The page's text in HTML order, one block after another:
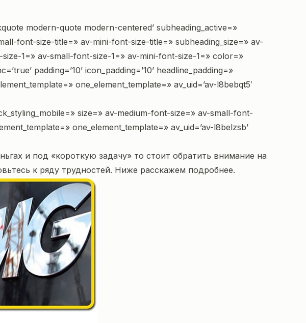
modern-quote modern-centered’ subheading_active=»
font-size-title=» av-mini-font-size-title=» subheading_size=» av-
1=» av-small-font-size-1=» av-mini-font-size-1=» color=»
padding=’10’ icon_padding=’10’ headline_padding=»
one_element_template=» av_uid=’av-l8bebqt5′
size=» av-medium-font-size=» av-small-font-
one_element_template=» av_uid=’av-l8belzsb’
и под «короткую задачу» то стоит обратить внимание на
к ряду трудностей. Ниже расскажем подробнее.